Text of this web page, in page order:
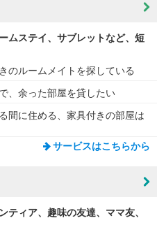
ムステイ、サブレットなど、短
のルームメイトを探している
、余った部屋を貸したい
間に住める、家具付きの部屋は
サービスはこちらから
ティア、趣味の友達、ママ友、